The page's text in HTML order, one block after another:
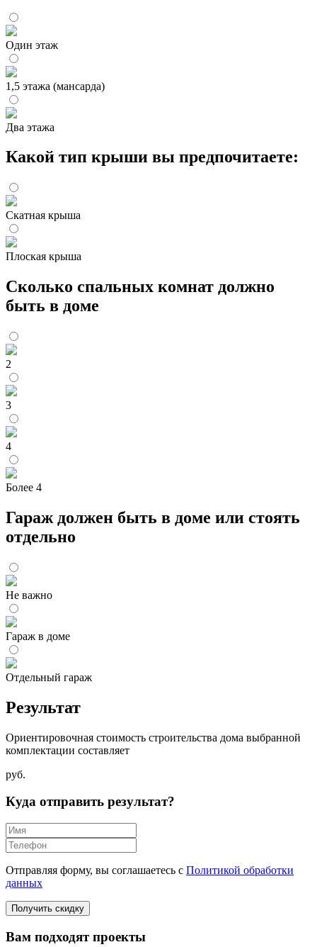
Один этаж
1,5 этажа (мансарда)
Два этажа
Какой тип крыши вы предпочитаете:
Скатная крыша
Плоская крыша
Сколько спальных комнат должно
быть в доме
2
3
4
Более 4
Гараж должен быть в доме или стоять
отдельно
Не важно
Гараж в доме
Отдельный гараж
Результат
Ориентировочная стоимость строительства дома выбранной
комплектации составляет
руб.
Куда отправить результат?
Отправляя форму, вы соглашаетесь с Политикой обработки
данных
Вам подходят проекты